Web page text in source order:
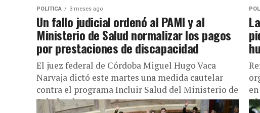
POLITICA 3 meses ago
Un fallo judicial ordenó al PAMI y al
Ministerio de Salud normalizar los pagos
por prestaciones de discapacidad
El juez federal de Córdoba Miguel Hugo Vaca
Narvaja dictó este martes una medida cautelar
contra el programa Incluir Salud del Ministerio de
Salud y el...